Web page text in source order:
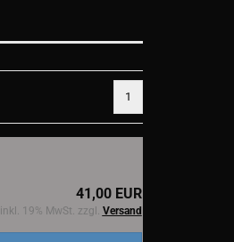
1
41,00 EUR
inkl. 19% MwSt. zzgl. Versand